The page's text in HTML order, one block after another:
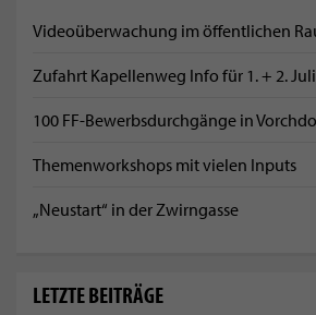
Videoüberwachung im öffentlichen
Zufahrt Kapellenweg Info für 1. + 2.
100 FF-Bewerbsdurchgänge in
Themenworkshops mit vielen Inputs
„Neustart“ in der Zwirngasse
LETZTE BEITRÄGE